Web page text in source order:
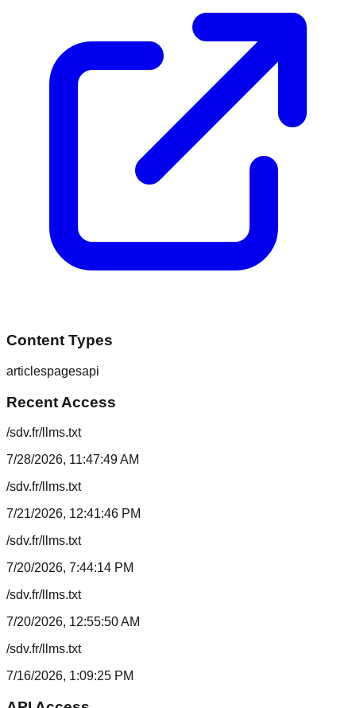
Content Types
articlespagesapi
Recent Access
/sdv.fr/llms.txt
7/28/2026, 11:47:49 AM
/sdv.fr/llms.txt
7/21/2026, 12:41:46 PM
/sdv.fr/llms.txt
7/20/2026, 7:44:14 PM
/sdv.fr/llms.txt
7/20/2026, 12:55:50 AM
/sdv.fr/llms.txt
7/16/2026, 1:09:25 PM